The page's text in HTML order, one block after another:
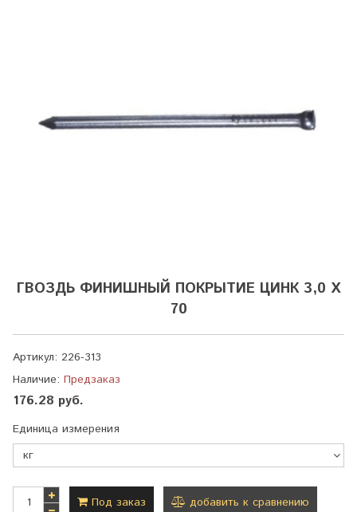
ГВОЗДЬ ФИНИШНЫЙ ПОКРЫТИЕ ЦИНК 3,0 Х
70
Артикул: 226-313
Наличие: Предзаказ
176.28 руб.
Единица измерения
Под заказ добавить к сравнению